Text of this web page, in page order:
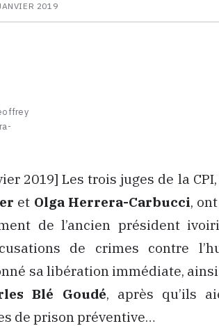
2019
2019] Les trois juges de la CPI,
et Olga Herrera-Carbucci,
de l’ancien président
de crimes contre
sa libération immédiate,
Blé Goudé, après qu’ils
de prison préventive…